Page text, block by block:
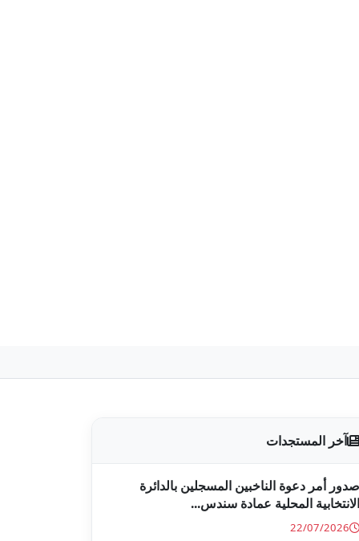
آخر المستجدات
صدور أمر دعوة الناخبين المسجلين بالدائرة
الانتخابية المحلية عمادة سندس...
22/07/2026